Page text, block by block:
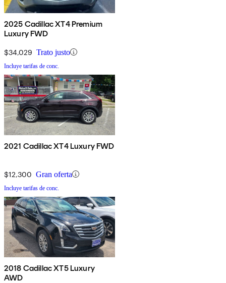
2025 Cadillac XT4 Premium
Luxury FWD
$34,029 Trato justo
Incluye tarifas de conc.
2021 Cadillac XT4 Luxury FWD
$12,300 Gran oferta
Incluye tarifas de conc.
2018 Cadillac XT5 Luxury
AWD